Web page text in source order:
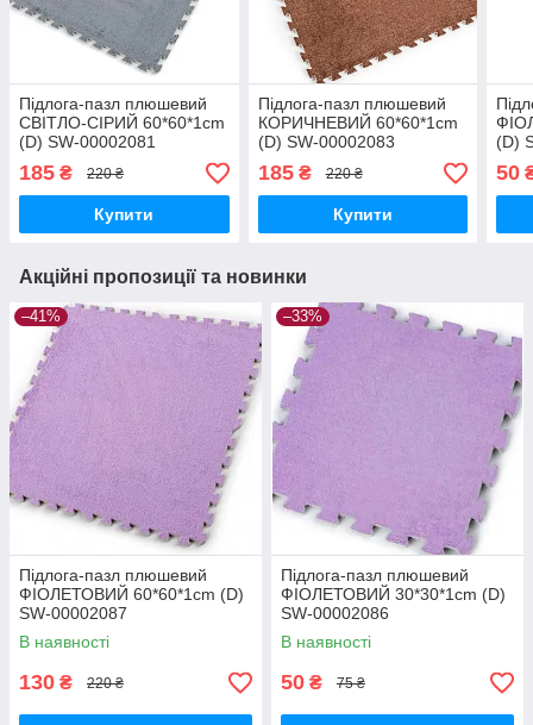
Підлога-пазл плюшевий
СВІТЛО-СІРИЙ 60*60*1cm
(D) SW-00002081
185 ₴ 220 ₴
Купити
Підлога-пазл плюшевий
КОРИЧНЕВИЙ 60*60*1cm
(D) SW-00002083
185₴ 220 ₴
Купити
(D)
50
Акційні пропозиції та новинки
–41%
Підлога-пазл плюшевий
ФІОЛЕТОВИЙ 60*60*1cm (D)
SW-00002087
В наявності
130 ₴ 220 ₴
–33%
Підлога-пазл плюшевий
ФІОЛЕТОВИЙ 30*30*1cm (D)
SW-00002086
В наявності
50 ₴ 75 ₴